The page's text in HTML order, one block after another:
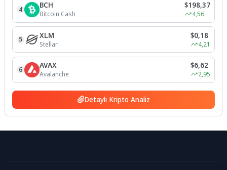
4 BCH
Bitcoin Cash
$198,37
4,56
5 XLM
Stellar
$0,18
4,21
6 AVAX
Avalanche
$6,62
2,95
Detaylı Kripto Analiz